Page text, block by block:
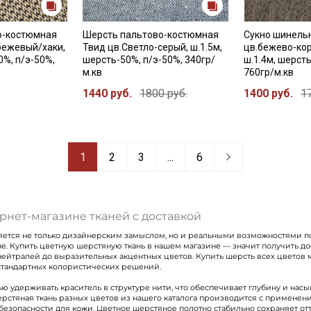
костюмная
хаки,
п/э-50%,
Шерсть пальтово-костюмная
Твид цв.Светло-серый, ш.1.5м,
шерсть-50%, п/э-50%, 340гр/
м.кв
1440 руб. 1800 руб.
Сукно
цв.бежево-
ш.1.4м,
760гр/м.кв
1400 руб.
1 2 3 ... 6
магазине тканей с доставкой
не только дизайнерским замыслом, но и реальными возможностями
Купить цветную шерстяную ткань в нашем магазине — значит получить
до выразительных акцентных цветов. Купить шерсть всех
колористических решений.
краситель в структуре нити, что обеспечивает глубину и
ткань разных цветов из нашего каталога производится с
для кожи. Цветное шерстяное полотно стабильно сохраняет